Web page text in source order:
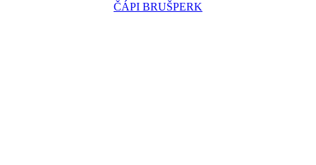
ČÁPI BRUŠPERK